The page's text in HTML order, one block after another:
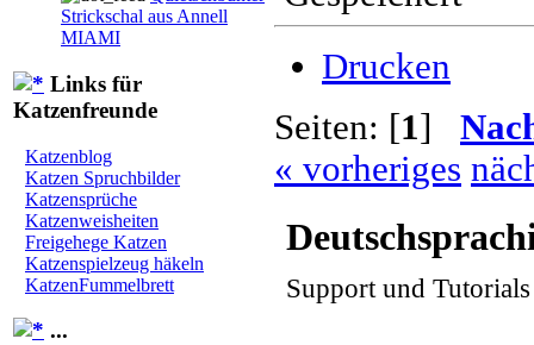
Strickschal aus Annell
MIAMI
Links für
Katzenfreunde
Katzenblog
Katzen Spruchbilder
Katzensprüche
Katzenweisheiten
Freigehege Katzen
Katzenspielzeug häkeln
KatzenFummelbrett
...
Drucken
Seiten: [1]
« vorheriges
Support und